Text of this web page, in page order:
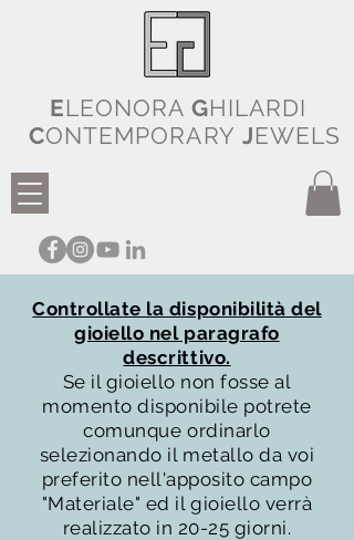
ELEONORA GHILARDI
CONTEMPORARY JEWELS
Controllate la disponibilità del
gioiello nel paragrafo
descrittivo.
Se il gioiello non fosse al
momento disponibile potrete
comunque ordinarlo
selezionando il metallo da voi
preferito nell'apposito campo
"Materiale" ed il gioiello verrà
realizzato in 20-25 giorni.